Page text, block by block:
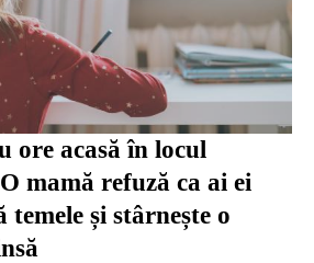
ore acasă în locul
mamă refuză ca ai ei
temele și stârnește o